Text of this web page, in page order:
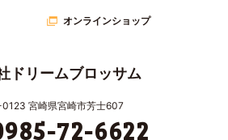
オンラインショップ
ドリームブロッサム
宮崎県宮崎市芳士607
72-6622